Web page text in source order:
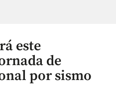
este
de
por sismo